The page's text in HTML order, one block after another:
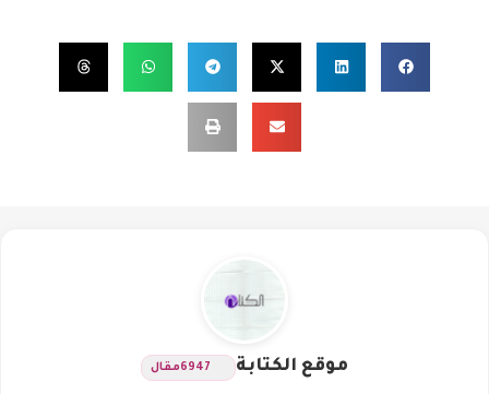
موقع الكتابة 6947مقال